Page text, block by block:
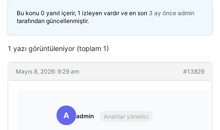
Bu konu 0 yanıt içerir, 1 izleyen vardır ve en son 3 ay önce admin
tarafından güncellenmiştir.
1 yazı görüntüleniyor (toplam 1)
Mayıs 8, 2026: 9:29 am #13829
A admin Anahtar yönetici